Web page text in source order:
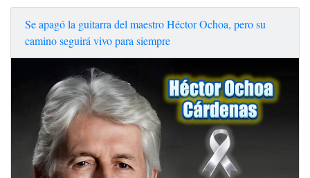
Se apagó la guitarra del maestro Héctor Ochoa, pero su
camino seguirá vivo para siempre